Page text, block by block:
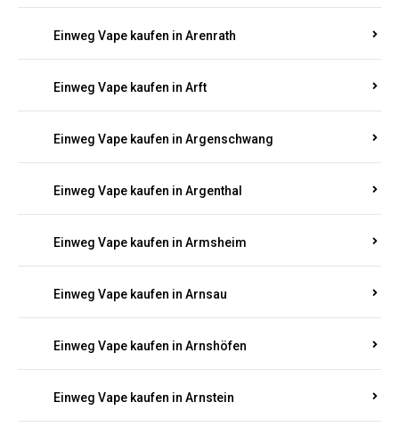
Einweg Vape kaufen in Arenrath
Einweg Vape kaufen in Arft
Einweg Vape kaufen in Argenschwang
Einweg Vape kaufen in Argenthal
Einweg Vape kaufen in Armsheim
Einweg Vape kaufen in Arnsau
Einweg Vape kaufen in Arnshöfen
Einweg Vape kaufen in Arnstein